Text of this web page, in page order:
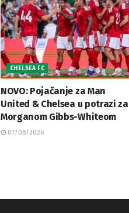
CHELSEA FC
NOVO: Pojačanje za Man
United & Chelsea u potrazi za
Morganom Gibbs-Whiteom
07/08/2026